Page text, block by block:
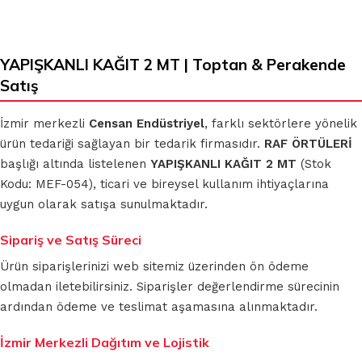
YAPIŞKANLI KAĞIT 2 MT | Toptan & Perakende
Satış
İzmir merkezli Censan Endüstriyel, farklı sektörlere yönelik
ürün tedariği sağlayan bir tedarik firmasıdır. RAF ÖRTÜLERİ
başlığı altında listelenen YAPIŞKANLI KAĞIT 2 MT (Stok
Kodu: MEF-054), ticari ve bireysel kullanım ihtiyaçlarına
uygun olarak satışa sunulmaktadır.
Sipariş ve Satış Süreci
Ürün siparişlerinizi web sitemiz üzerinden ön ödeme
olmadan iletebilirsiniz. Siparişler değerlendirme sürecinin
ardından ödeme ve teslimat aşamasına alınmaktadır.
İzmir Merkezli Dağıtım ve Lojistik